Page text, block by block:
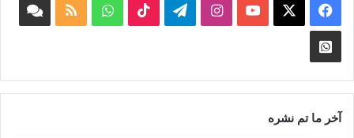
فيسبوك ‫YouTubeانستقرامتيلقرام ‫TikTokواتسابملخص
Whatsapp
Channel
آخر ما تم نشره